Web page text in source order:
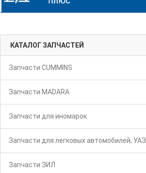
КАТАЛОГ ЗАПЧАСТЕЙ
Запчасти CUMMINS
Запчасти MADARA
Запчасти для иномарок
Запчасти для легковых автомобилей, УАЗ
Запчасти ЗИЛ